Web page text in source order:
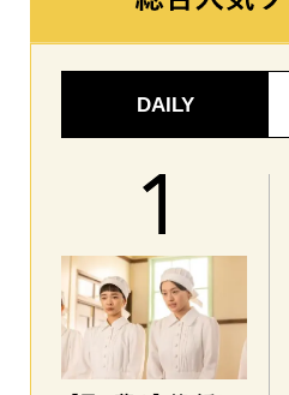
DAILY